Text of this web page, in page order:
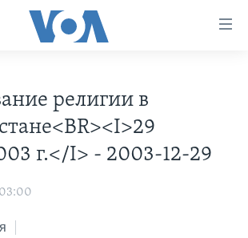
ИСТОРИЯ
ФЕЙКОВ
религии в
г.</I> - 2003-12-29